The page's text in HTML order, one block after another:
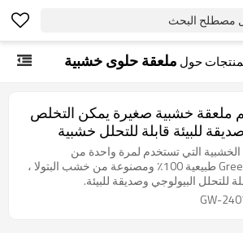
مصطلح البحث
حول ملعقة حلوى خشبية
ملعقة خشبية صغيرة يمكن التخلص
للبيئة قابلة للتحلل خشبية
ملعقة بالجملة
الخشبية التي تستخدم لمرة واحدة من
Greenwood طبيعية 100٪ ومصنوعة من خشب البتولا ،
للتحلل البيولوجي وصديقة للبيئة.